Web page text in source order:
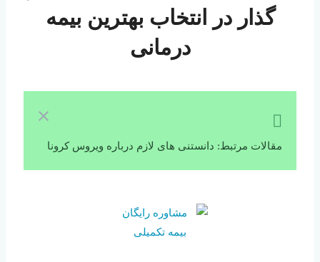
گذار در انتخاب بهترین بیمه
درمانی
مقالات مرتبط: دانستنی های لازم درباره ویروس کرونا